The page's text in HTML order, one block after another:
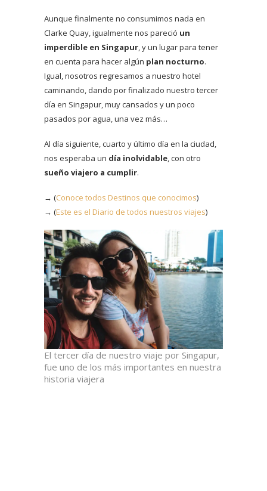
Aunque finalmente no consumimos nada en
Clarke Quay, igualmente nos pareció un
imperdible en Singapur, y un lugar para tener
en cuenta para hacer algún plan nocturno.
Igual, nosotros regresamos a nuestro hotel
caminando, dando por finalizado nuestro tercer
día en Singapur, muy cansados y un poco
pasados por agua, una vez más…
Al día siguiente, cuarto y último día en la ciudad,
nos esperaba un día inolvidable, con otro
sueño viajero a cumplir.
→ (Conoce todos Destinos que conocimos)
→ (Este es el Diario de todos nuestros viajes)
El tercer día de nuestro viaje por Singapur,
fue uno de los más importantes en nuestra
historia viajera